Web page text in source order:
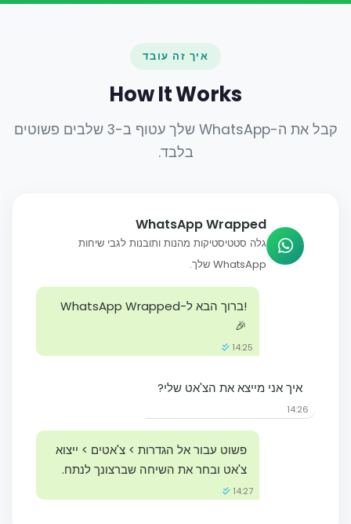
איך זה עובד
How It Works
קבל את ה-WhatsApp שלך עטוף ב-3 שלבים פשוטים
בלבד.
WhatsApp Wrapped
גלה סטטיסטיקות מהנות ותובנות לגבי שיחות
WhatsApp שלך.
!ברוך הבא ל-WhatsApp Wrapped
🎉
14:25
איך אני מייצא את הצ'אט שלי?
14:26
פשוט עבור אל הגדרות > צ'אטים > ייצוא
צ'אט ובחר את השיחה שברצונך לנתח.
14:27